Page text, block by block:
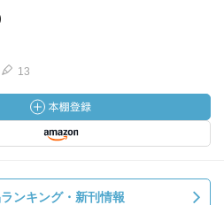
13
ンキング・新刊情報